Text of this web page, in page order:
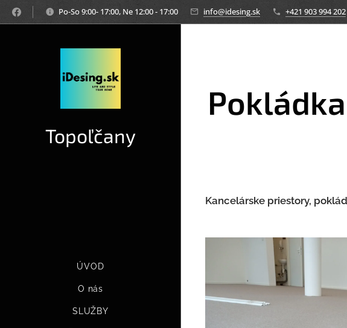
Po-So 9:00- 17:00, Ne 12:00 - 17:00 info@idesing.sk +421 903 994 202
Topoľčany
ÚVOD
O nás
SLUŽBY
Kancelárske priestory,